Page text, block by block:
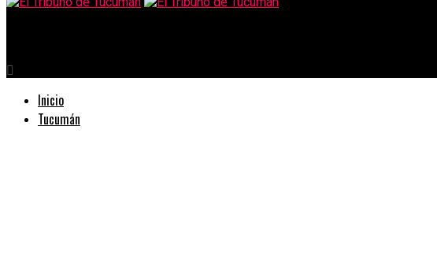
Inicio
Tucumán